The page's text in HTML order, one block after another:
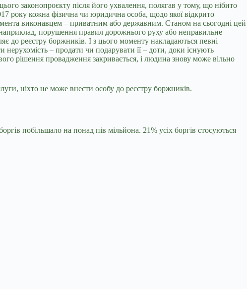
законопроєкту після його ухвалення, полягав у тому, що нібито
року кожна фізична чи юридична особа, щодо якої відкрито
виконавцем – приватним або державним. Станом на сьогодні цей
порушення правил дорожнього руху або неправильне
до реєстру боржників. І з цього моменту накладаються певні
– продати чи подарувати її – доти, доки існують
рішення провадження закривається, і людина знову може вільно
ніхто не може внести особу до реєстру боржників.
побільшало на понад пів мільйона. 21% усіх боргів стосуються